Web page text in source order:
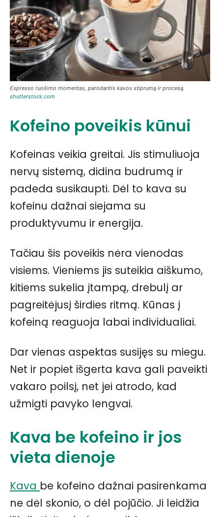
Espresso ruošimo momentas, parodantis kavos stiprumą ir procesą.
shutterstock.com
Kofeino poveikis kūnui
Kofeinas veikia greitai. Jis stimuliuoja
nervų sistemą, didina budrumą ir
padeda susikaupti. Dėl to kava su
kofeinu dažnai siejama su
produktyvumu ir energija.
Tačiau šis poveikis nėra vienodas
visiems. Vieniems jis suteikia aiškumo,
kitiems sukelia įtampą, drebulį ar
pagreitėjusį širdies ritmą. Kūnas į
kofeiną reaguoja labai individualiai.
Dar vienas aspektas susijęs su miegu.
Net ir popiet išgerta kava gali paveikti
vakaro poilsį, net jei atrodo, kad
užmigti pavyko lengvai.
Kava be kofeino ir jos
vieta dienoje
Kava be kofeino dažnai pasirenkama
ne dėl skonio, o dėl pojūčio. Ji leidžia